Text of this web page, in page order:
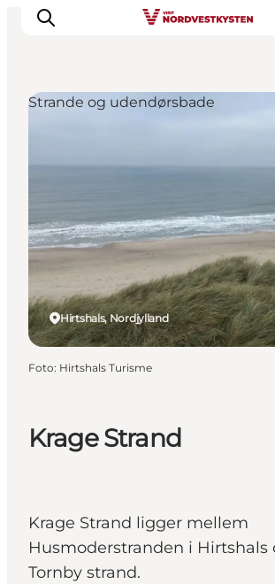
Events
Overnatning
Planlæg din ferie
Krage Strand
Krage Strand ligger mellem
Husmoderstranden i Hirtshals
Tornby strand.
Hirtshals, Nordjylland
Strande og udendørsbade
Foto: Hirtshals Turisme